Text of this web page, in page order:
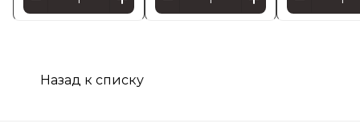
Назад к списку